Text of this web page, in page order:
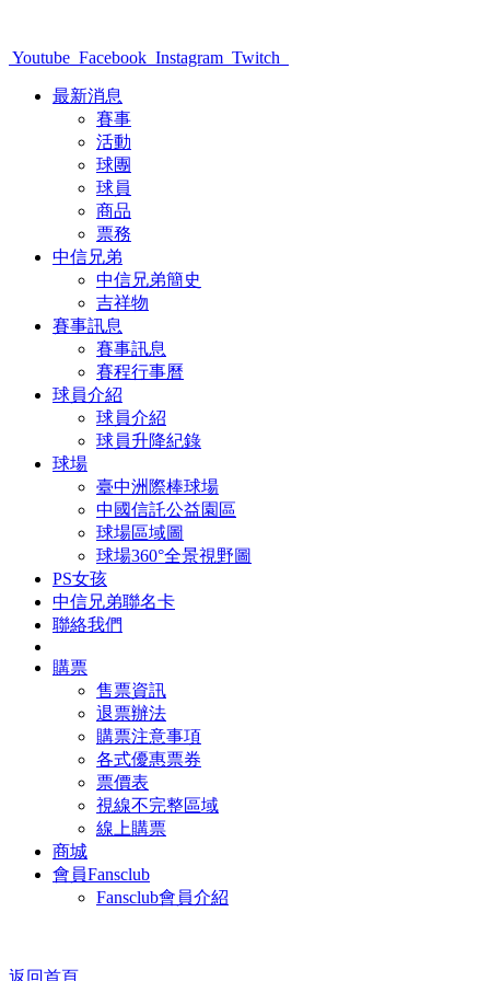
Youtube Facebook Instagram Twitch
最新消息
賽事
活動
球團
球員
商品
票務
中信兄弟
中信兄弟簡史
吉祥物
賽事訊息
賽事訊息
賽程行事曆
球員介紹
球員介紹
球員升降紀錄
球場
臺中洲際棒球場
中國信託公益園區
球場區域圖
球場360°全景視野圖
PS女孩
中信兄弟聯名卡
聯絡我們
購票
售票資訊
退票辦法
購票注意事項
各式優惠票券
票價表
視線不完整區域
線上購票
商城
會員Fansclub
Fansclub會員介紹
返回首頁